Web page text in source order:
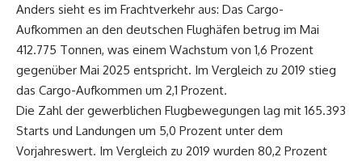
Anders sieht es im Frachtverkehr aus: Das Cargo-
Aufkommen an den deutschen Flughäfen betrug im Mai
412.775 Tonnen, was einem Wachstum von 1,6 Prozent
gegenüber Mai 2025 entspricht. Im Vergleich zu 2019 stieg
das Cargo-Aufkommen um 2,1 Prozent.
Die Zahl der gewerblichen Flugbewegungen lag mit 165.393
Starts und Landungen um 5,0 Prozent unter dem
Vorjahreswert. Im Vergleich zu 2019 wurden 80,2 Prozent